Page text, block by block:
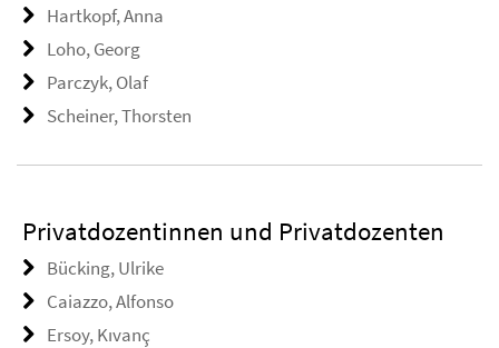
Hartkopf, Anna
Loho, Georg
Parczyk, Olaf
Scheiner, Thorsten
Privatdozentinnen und Privatdozenten
Bücking, Ulrike
Caiazzo, Alfonso
Ersoy, Kıvanç